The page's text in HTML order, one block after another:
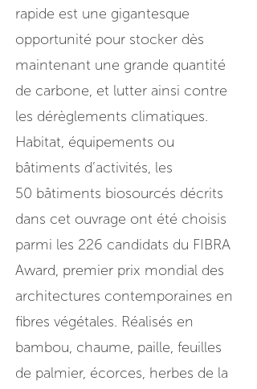
rapide est une gigantesque
opportunité pour stocker dès
maintenant une grande quantité
de carbone, et lutter ainsi contre
les dérèglements climatiques.
Habitat, équipements ou
bâtiments d’activités, les
50 bâtiments biosourcés décrits
dans cet ouvrage ont été choisis
parmi les 226 candidats du FIBRA
Award, premier prix mondial des
architectures contemporaines en
fibres végétales. Réalisés en
bambou, chaume, paille, feuilles
de palmier, écorces, herbes de la